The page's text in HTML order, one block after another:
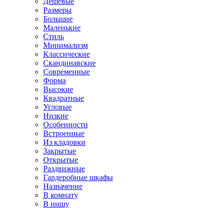
Размеры
Большие
Маленькие
Стиль
Минимализм
Классические
Скандинавские
Современные
Форма
Высокие
Квадратные
Угловые
Низкие
Особенности
Встроенные
Из кладовки
Закрытые
Открытые
Раздвижные
Гардеробные шкафы
Назначение
В комнату
В нишу